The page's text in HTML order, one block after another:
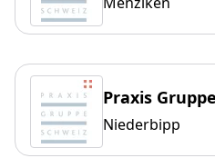
Praxis
Niederbipp